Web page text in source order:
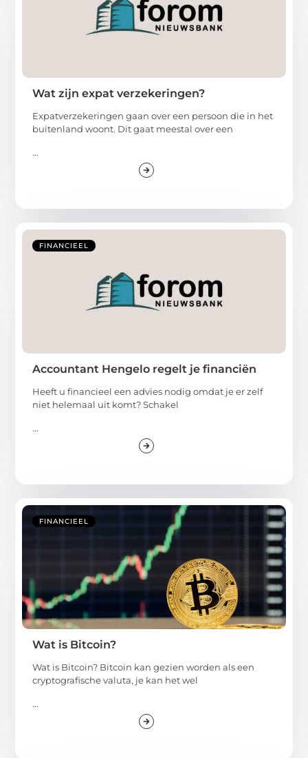
Wat zijn expat verzekeringen?
Expatverzekeringen gaan over een persoon die in het
buitenland woont. Dit gaat meestal over een
...
FINANCIEEL
Accountant Hengelo regelt je financiën
Heeft u financieel een advies nodig omdat je er zelf
niet helemaal uit komt? Schakel
...
FINANCIEEL
Wat is Bitcoin?
Wat is Bitcoin? Bitcoin kan gezien worden als een
cryptografische valuta, je kan het wel
...